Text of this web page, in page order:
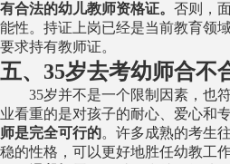
有合法的幼儿教师资格证。 否则，
能性。持证上岗已经是当前教育领
要求持有教师证。
五、35岁去考幼师合不
35岁并不是一个限制因素，也
业看重的是对孩子的耐心、爱心和
师是完全可行的。许多成熟的考生
稳的性格，可以更好地胜任幼教工作